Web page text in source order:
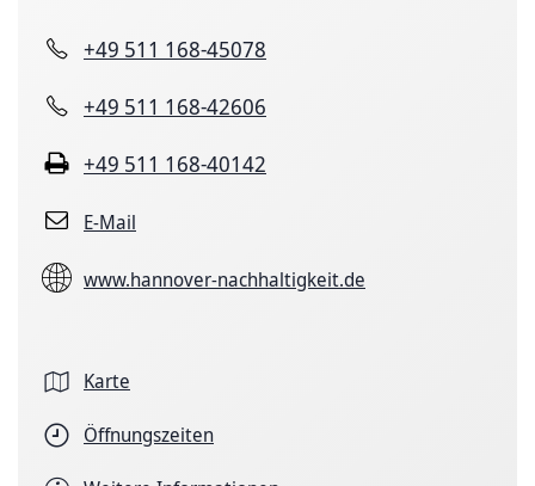
+49 511 168-45078
+49 511 168-42606
+49 511 168-40142
E-Mail
www.hannover-nachhaltigkeit.de
Karte
Öffnungszeiten